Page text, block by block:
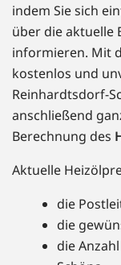
indem Sie sich
über die aktuelle
informieren. Mit
kostenlos und
Reinhardtsdorf-
anschließend
Berechnung des
Aktuelle
die
die
die